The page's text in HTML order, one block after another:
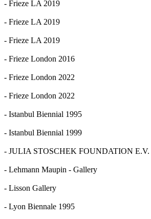
- Frieze LA 2019
- Frieze LA 2019
- Frieze LA 2019
- Frieze London 2016
- Frieze London 2022
- Frieze London 2022
- Istanbul Biennial 1995
- Istanbul Biennial 1999
- JULIA STOSCHEK FOUNDATION E.V.
- Lehmann Maupin - Gallery
- Lisson Gallery
- Lyon Biennale 1995